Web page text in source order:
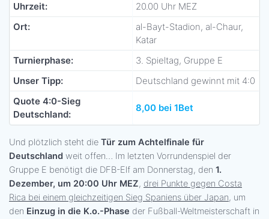
Uhrzeit:
20.00 Uhr MEZ
Ort:
al-Bayt-Stadion, al-Chaur,
Katar
Turnierphase:
3. Spieltag, Gruppe E
Unser Tipp:
Deutschland gewinnt mit 4:0
Quote 4:0-Sieg
Deutschland:
8,00 bei 1Bet
Und plötzlich steht die Tür zum Achtelfinale für
Deutschland weit offen… Im letzten Vorrundenspiel der
Gruppe E benötigt die DFB-Elf am Donnerstag, den 1.
Dezember, um 20:00 Uhr MEZ, drei Punkte gegen Costa
Rica bei einem gleichzeitigen Sieg Spaniens über Japan, um
den Einzug in die K.o.-Phase der Fußball-Weltmeisterschaft in